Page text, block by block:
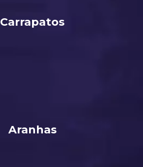
Carrapatos
Aranhas